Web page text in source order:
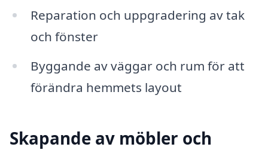
Reparation och uppgradering av tak
och fönster
Byggande av väggar och rum för att
förändra hemmets layout
Skapande av möbler och